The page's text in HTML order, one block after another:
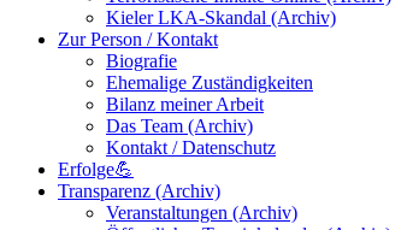
Kieler LKA-Skandal (Archiv)
Zur Person / Kontakt
Biografie
Ehemalige Zuständigkeiten
Bilanz meiner Arbeit
Das Team (Archiv)
Kontakt / Datenschutz
Erfolge💪
Transparenz (Archiv)
Veranstaltungen (Archiv)